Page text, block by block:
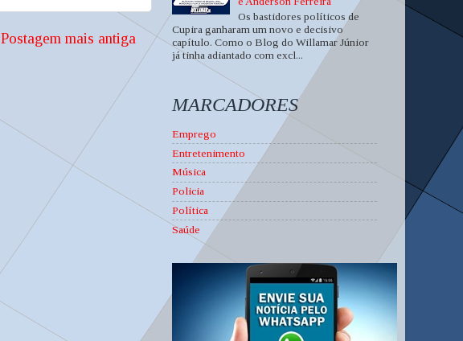
Postagem mais antiga
Os bastidores políticos de
Cupira ganharam um novo e decisivo
capítulo. Como o Blog do Willamar Júnior
já tinha adiantado com excl...
MARCADORES
Emprego
Entretenimento
Música
Policia
Política
Saúde